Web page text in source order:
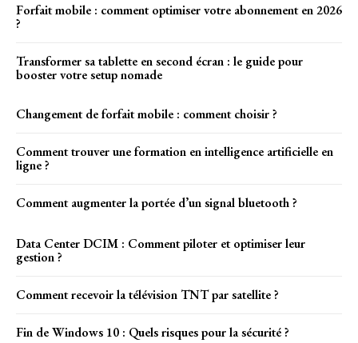
Forfait mobile : comment optimiser votre abonnement en 2026
?
Transformer sa tablette en second écran : le guide pour
booster votre setup nomade
Changement de forfait mobile : comment choisir ?
Comment trouver une formation en intelligence artificielle en
ligne ?
Comment augmenter la portée d’un signal bluetooth ?
Data Center DCIM : Comment piloter et optimiser leur
gestion ?
Comment recevoir la télévision TNT par satellite ?
Fin de Windows 10 : Quels risques pour la sécurité ?